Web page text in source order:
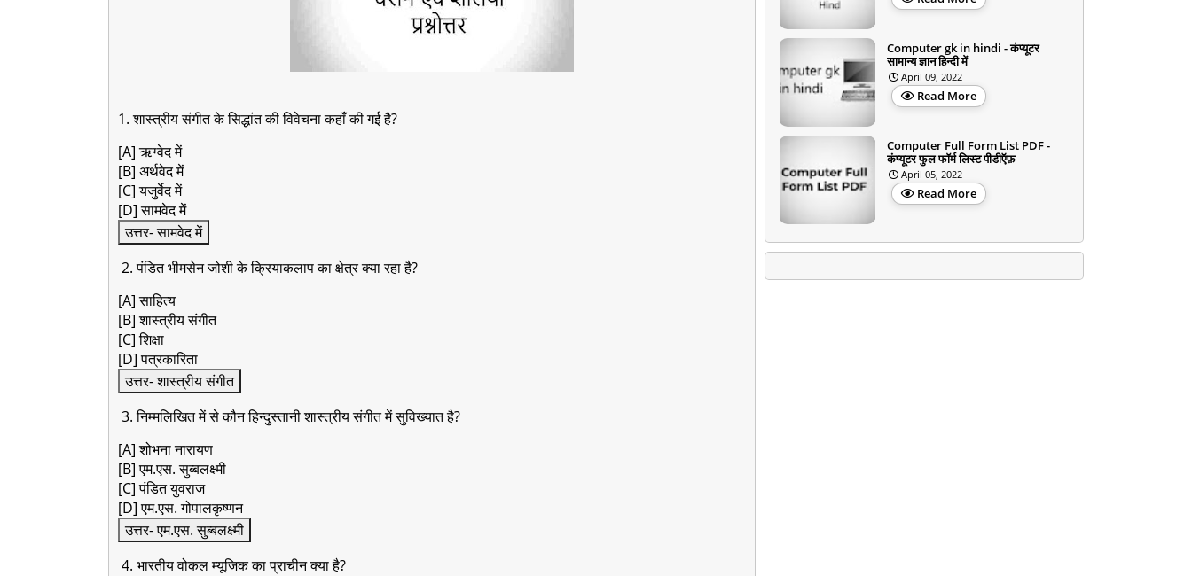
1. शास्त्रीय संगीत के सिद्धांत की विवेचना कहाँ की गई है?
[A] ऋग्वेद में
[B] अर्थवेद में
[C] यजुर्वेद में
[D] सामवेद में
उत्तर- सामवेद में
2. पंडित भीमसेन जोशी के क्रियाकलाप का क्षेत्र क्या रहा है?
[A] साहित्य
[B] शास्त्रीय संगीत
[C] शिक्षा
[D] पत्रकारिता
उत्तर- शास्त्रीय संगीत
3. निम्मलिखित में से कौन हिन्दुस्तानी शास्त्रीय संगीत में सुविख्यात है?
[A] शोभना नारायण
[B] एम.एस. सुब्बलक्ष्मी
[C] पंडित युवराज
[D] एम.एस. गोपालकृष्णन
उत्तर- एम.एस. सुब्बलक्ष्मी
4. भारतीय वोकल म्यूजिक का प्राचीन क्या है?
Computer gk in hindi - कंप्यूटर
सामान्य ज्ञान हिन्दी में
April 09, 2022
Read More
Computer Full Form List PDF -
कंप्यूटर फुल फॉर्म लिस्ट पीडीऍफ़
April 05, 2022
Read More